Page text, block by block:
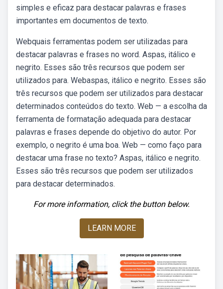
simples e eficaz para destacar palavras e frases
importantes em documentos de texto.
Webquais ferramentas podem ser utilizadas para
destacar palavras e frases no word. Aspas, itálico e
negrito. Esses são três recursos que podem ser
utilizados para. Webaspas, itálico e negrito. Esses são
três recursos que podem ser utilizados para destacar
determinados conteúdos do texto. Web — a escolha da
ferramenta de formatação adequada para destacar
palavras e frases depende do objetivo do autor. Por
exemplo, o negrito é uma boa. Web — como faço para
destacar uma frase no texto? Aspas, itálico e negrito.
Esses são três recursos que podem ser utilizados
para destacar determinados.
For more information, click the button below.
LEARN MORE